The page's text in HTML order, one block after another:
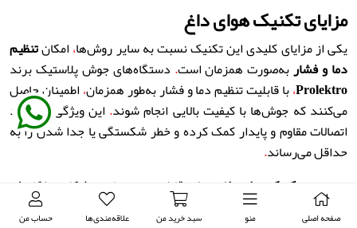
صفحه اصلی منو سبد خرید من علاقه‌مندی‌ها حساب من
مزایای تکنیک هوای داغ
یکی از مزایای کلیدی این تکنیک نسبت به سایر روش‌ها،امکانتنظیم
دما و فشاربه‌صورت همزمان است. دستگاه‌های جوش پلاستیک برند
Prolektro،با قابلیت تنظیم دما و فشار به‌طور همزمان،اطمینان حاصل
می‌کنند که جوش‌ها با کیفیت بالایی انجام شوند. این ویژگی به ایجاد
اتصالات مقاوم و پایدار کمک کرده و خطر شکستگی یا جدا شدن را به
حداقل می‌رساند.
همچنین
تکنیک هوای داغ
به طور قابل‌توجهی زمان جوشکاری را کاهش
می‌دهد، زیرا سرعت انتقال حرارت بالا است و می‌تواند در مدت زمان